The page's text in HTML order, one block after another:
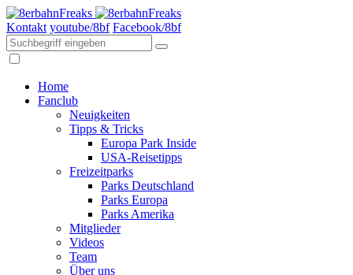
Kontakt youtube/8bf Facebook/8bf
Home
Fanclub
Neuigkeiten
Tipps & Tricks
Europa Park Inside
USA-Reisetipps
Freizeitparks
Parks Deutschland
Parks Europa
Parks Amerika
Mitglieder
Videos
Team
Über uns